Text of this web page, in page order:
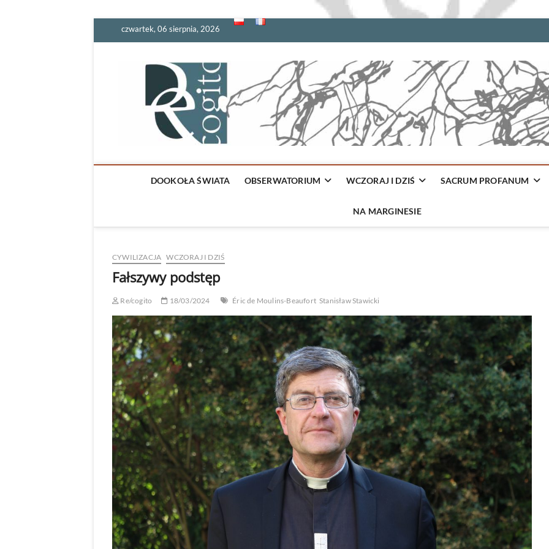
czwartek, 06 sierpnia, 2026
DOOKOŁA ŚWIATA OBSERWATORIUM WCZORAJ I DZIŚ SACRUM PROFANUM
NA MARGINESIE
CYWILIZACJA WCZORAJ I DZIŚ
Fałszywy podstęp
Re/cogito 18/03/2024 Éric de Moulins-Beaufort Stanisław Stawicki